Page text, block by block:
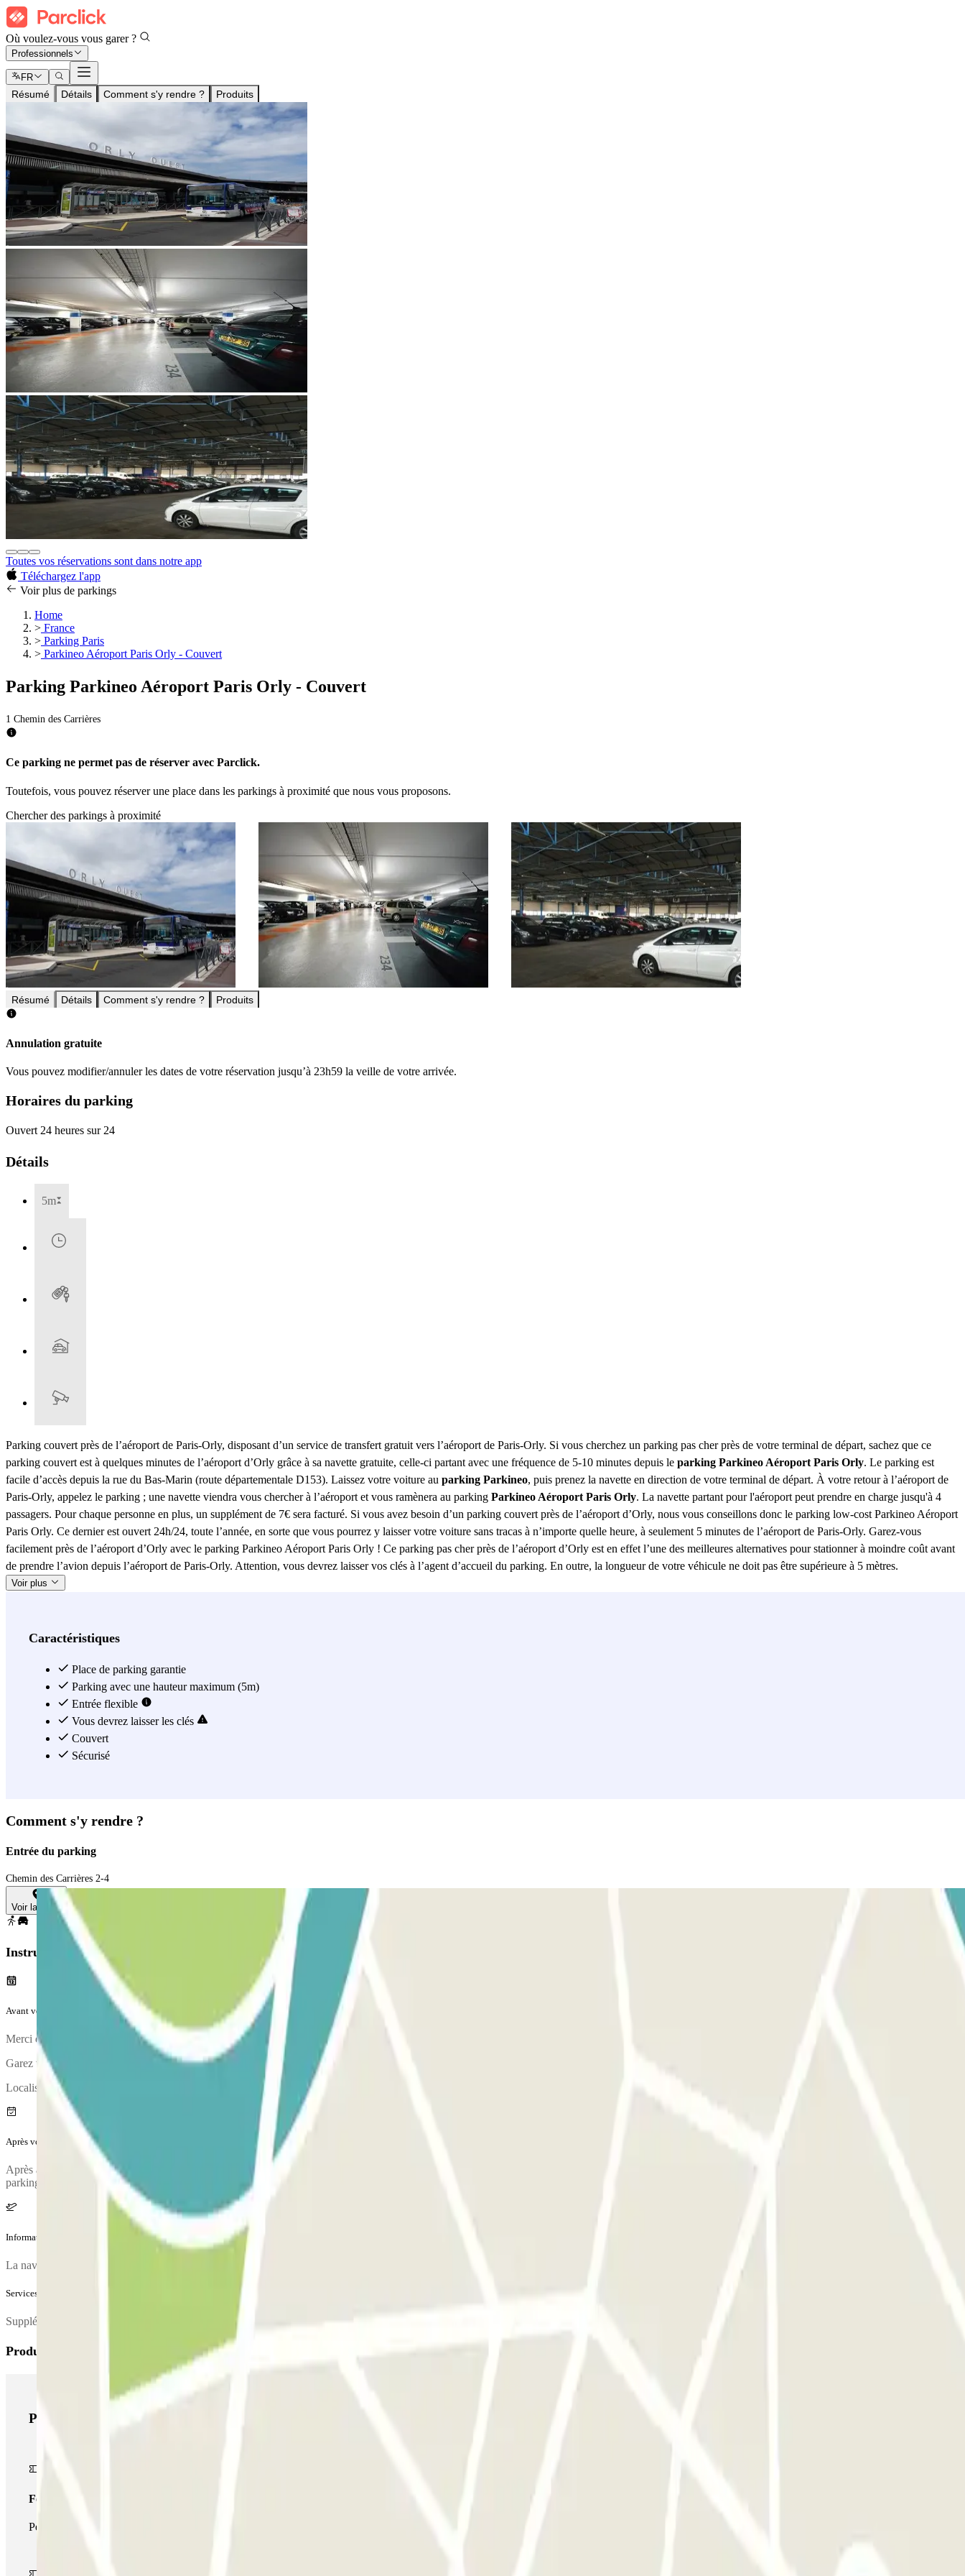
Où voulez-vous vous garer ?
Professionnels
FR
Résumé Détails Comment s'y rendre ? Produits
Toutes vos réservations sont dans notre app
Téléchargez l'app
Voir plus de parkings
Home
> France
> Parking Paris
> Parkineo Aéroport Paris Orly - Couvert
Parking Parkineo Aéroport Paris Orly - Couvert
1 Chemin des Carrières
Ce parking ne permet pas de réserver avec Parclick.
Toutefois, vous pouvez réserver une place dans les parkings à proximité que nous vous proposons.
Chercher des parkings à proximité
Résumé Détails Comment s'y rendre ? Produits
Annulation gratuite
Vous pouvez modifier/annuler les dates de votre réservation jusqu’à 23h59 la veille de votre arrivée.
Horaires du parking
Ouvert 24 heures sur 24
Détails
5m
Parking couvert près de l’aéroport de Paris-Orly, disposant d’un service de transfert gratuit vers l’aéroport de Paris-Orly. Si vous cherchez un parking pas cher près de votre terminal de départ, sachez que ce
parking couvert est à quelques minutes de l’aéroport d’Orly grâce à sa navette gratuite, celle-ci partant avec une fréquence de 5-10 minutes depuis le parking Parkineo Aéroport Paris Orly. Le parking est
facile d’accès depuis la rue du Bas-Marin (route départementale D153). Laissez votre voiture au parking Parkineo, puis prenez la navette en direction de votre terminal de départ. À votre retour à l’aéroport de
Paris-Orly, appelez le parking ; une navette viendra vous chercher à l’aéroport et vous ramènera au parking Parkineo Aéroport Paris Orly. La navette partant pour l'aéroport peut prendre en charge jusqu'à 4
passagers. Pour chaque personne en plus, un supplément de 7€ sera facturé. Si vous avez besoin d’un parking couvert près de l’aéroport d’Orly, nous vous conseillons donc le parking low-cost Parkineo Aéroport
Paris Orly. Ce dernier est ouvert 24h/24, toute l’année, en sorte que vous pourrez y laisser votre voiture sans tracas à n’importe quelle heure, à seulement 5 minutes de l’aéroport de Paris-Orly. Garez-vous
facilement près de l’aéroport d’Orly avec le parking Parkineo Aéroport Paris Orly ! Ce parking pas cher près de l’aéroport d’Orly est en effet l’une des meilleures alternatives pour stationner à moindre coût avant
de prendre l’avion depuis l’aéroport de Paris-Orly. Attention, vous devrez laisser vos clés à l’agent d’accueil du parking. En outre, la longueur de votre véhicule ne doit pas être supérieure à 5 mètres.
Voir plus
Caractéristiques
Place de parking garantie
Parking avec une hauteur maximum (5m)
Entrée flexible
Vous devrez laisser les clés
Couvert
Sécurisé
Comment s'y rendre ?
Entrée du parking
Chemin des Carrières 2-4
Voir la carte
Instructions
Avant votre voyage
Merci d'arriver au parking avec suffisamment d'avance. Notez bien que l'enregistrement - temps nécessaire pour vous garer, valider votre réservation et prendre le car pour l'aéroport - dure environ 5 minutes
Garez votre véhicule et validez votre réservation auprès de la réception.
Localisation de la réception : à l'entrée du parking.
Après votre voyage
Après avoir récupéré vos bagages, appelez le parking pour demander la prise en charge. Pendant l'appel, une personne vous confirmera le point de rencontre à la terminal de l'aéroport. Le numéro de téléphone du
parking vous sera fourni une fois la réservation effectuée.
Information complémentaire
La navette partant pour l'aéroport peut prendre en charge jusqu'à 4 passagers. Pour chaque personne en plus, un supplément de 7€ sera facturé. Notez que vous devrez laisser vos clés au niveau du parking.
Services supplémentaires (non inclus dans le prix)
Supplément de 7 € à régler au parking pour toute arrivée un jour férié.
Produits Parclick
Produits Parclick
Forfait Simple
Pendant votre séjour, vous ne pourrez entrer et sortir du parking qu'une seule fois